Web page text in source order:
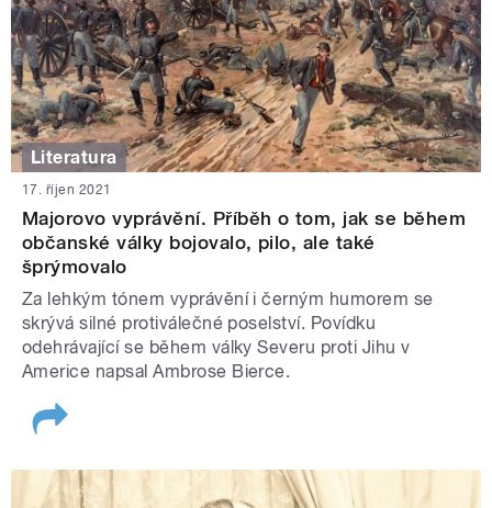
Literatura
17. říjen 2021
Majorovo vyprávění. Příběh o tom, jak se během
občanské války bojovalo, pilo, ale také
šprýmovalo
Za lehkým tónem vyprávění i černým humorem se
skrývá silné protiválečné poselství. Povídku
odehrávající se během války Severu proti Jihu v
Americe napsal Ambrose Bierce.